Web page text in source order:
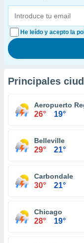
He leído y acepto la
Principales
Aeropuerto
26° 19°
Belleville
29° 21°
Carbondale
30° 21°
Chicago
28° 19°